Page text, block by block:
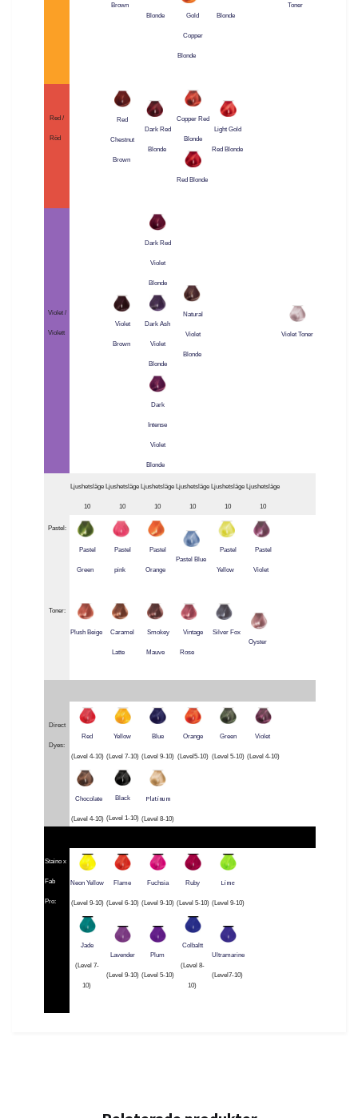
Brown
Blonde
Gold
Copper
Blonde
Blonde
Toner
Red /
Röd
Red
Chestnut
Brown
Dark Red
Blonde
Copper Red
Blonde
Red Blonde
Light Gold
Red Blonde
Violet /
Violett
Violet
Brown
Dark Red
Violet
Blonde
Dark Ash
Violet
Blonde
Dark
Intense
Violet
Blonde
Natural
Violet
Blonde
Violet Toner
Ljushetsläge
10
Ljushetsläge
10
Ljushetsläge
10
Ljushetsläge
10
Ljushetsläge
10
Ljushetsläge
10
Pastel:
Pastel
Green
Pastel
pink
Pastel
Orange
Pastel Blue
Pastel
Yellow
Pastel
Violet
Toner:
Plush Beige Caramel
Latte
Smokey
Mauve
Vintage
Rose
Silver Fox
Oyster
Direct
Dyes:
Red
(Level 4-10)
Yellow
(Level 7-10)
Blue
(Level 9-10)
Orange
(Level5-10)
Green
(Level 5-10)
Violet
(Level 4-10)
Chocolate
(Level 4-10)
Black
(Level 1-10)
Platinum
(Level 8-10)
Staino x
Fab
Pro:
Neon Yellow
(Level 9-10)
Flame
(Level 6-10)
Fuchsia
(Level 9-10)
Ruby
(Level 5-10)
Lime
(Level 9-10)
Jade
(Level 7-
10)
Lavender
(Level 9-10)
Plum
(Level 5-10)
Colbaltt
(Level 8-
10)
Ultramarine
(Level7-10)